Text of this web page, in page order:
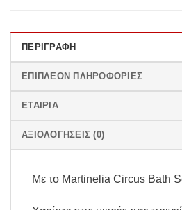
ΠΕΡΙΓΡΑΦΉ
ΕΠΙΠΛΈΟΝ ΠΛΗΡΟΦΟΡΊΕΣ
ΕΤΑΙΡΊΑ
ΑΞΙΟΛΟΓΉΣΕΙΣ (0)
Με το Martinelia Circus Bath